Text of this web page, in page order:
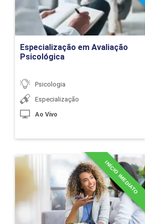
da Saúde
Teóricos e Campo de Atuação
ao Adulto
Afeto e o Cuidado em Saúde
Especialização em Avaliação
Psicológica
Psicologia
Especialização
Ao Vivo
Ir para Inscrição
INÍCIO IMEDIATO
Especialização em
Inteligência Emocional
Detalhes do curso